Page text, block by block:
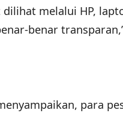
melalui HP,
benar
para